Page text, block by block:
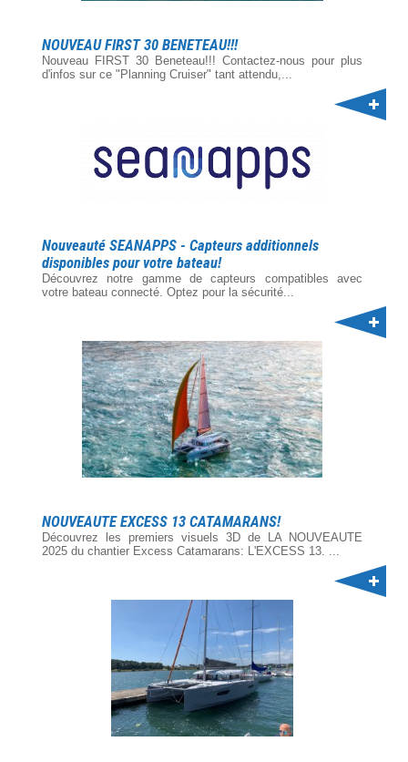
NOUVEAU FIRST 30 BENETEAU!!!
Nouveau FIRST 30 Beneteau!!! Contactez-nous pour plus
d'infos sur ce "Planning Cruiser" tant attendu,...
Nouveauté SEANAPPS - Capteurs additionnels
disponibles pour votre bateau!
Découvrez notre gamme de capteurs compatibles avec
votre bateau connecté. Optez pour la sécurité...
NOUVEAUTE EXCESS 13 CATAMARANS!
Découvrez les premiers visuels 3D de LA NOUVEAUTE
2025 du chantier Excess Catamarans: L'EXCESS 13. ...